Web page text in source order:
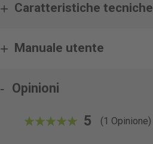
Caratteristiche tecniche
Manuale utente
Opinioni
5 (1 Opinione)